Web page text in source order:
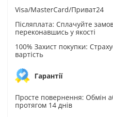
Visa/MasterCard/Приват24
Післяплата: Сплачуйте
переконавшись у якості
100% Захист покупки:
вартість
Гарантії
Просте повернення: Обмін
протягом 14 днів